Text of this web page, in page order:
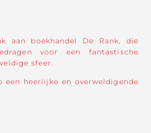
aan boekhandel De Rank, die
voor een fantastische
sfeer.
heerlijke en overweldigende